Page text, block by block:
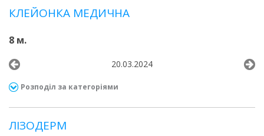
КЛЕЙОНКА МЕДИЧНА
8 м.
20.03.2024
Розподіл за категоріями
ЛІЗОДЕРМ